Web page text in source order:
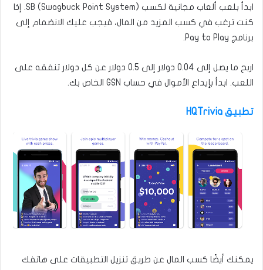
ابدأ بلعب ألعاب مجانية لكسب SB (Swagbuck Point System). إذا
كنت ترغب في كسب المزيد من المال، فيجب عليك الانضمام إلى
برنامج Pay to Play.
اربح ما يصل إلى 0.04 دولار إلى 0.5 دولار عن كل دولار تنفقه على
اللعب. ابدأ بإيداع الأموال في حساب GSN الخاص بك.
تطبيق HQTrivia
يمكنك أيضًا كسب المال عن طريق تنزيل التطبيقات على هاتفك